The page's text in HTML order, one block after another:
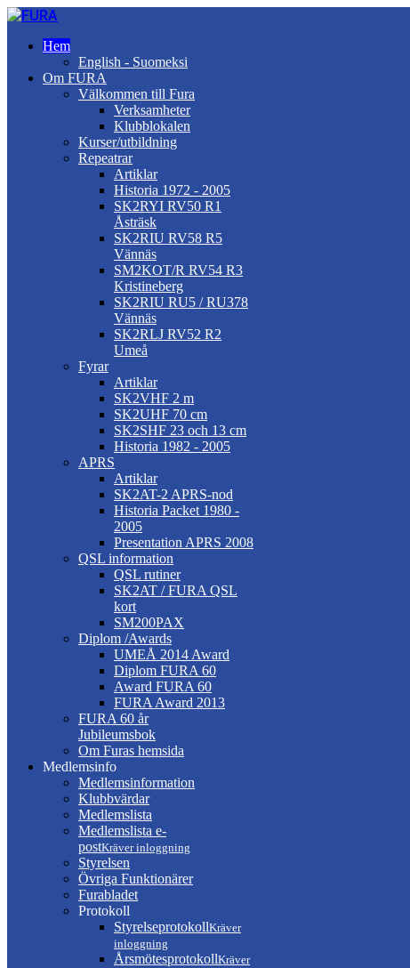
Hem
English - Suomeksi
Om FURA
Välkommen till Fura
Verksamheter
Klubblokalen
Kurser/utbildning
Repeatrar
Artiklar
Historia 1972 - 2005
SK2RYI RV50 R1
Åsträsk
SK2RIU RV58 R5
Vännäs
SM2KOT/R RV54 R3
Kristineberg
SK2RIU RU5 / RU378
Vännäs
SK2RLJ RV52 R2
Umeå
Fyrar
Artiklar
SK2VHF 2 m
SK2UHF 70 cm
SK2SHF 23 och 13 cm
Historia 1982 - 2005
APRS
Artiklar
SK2AT-2 APRS-nod
Historia Packet 1980 -
2005
Presentation APRS 2008
QSL information
QSL rutiner
SK2AT / FURA QSL
kort
SM200PAX
Diplom /Awards
UMEÅ 2014 Award
Diplom FURA 60
Award FURA 60
FURA Award 2013
FURA 60 år
Jubileumsbok
Om Furas hemsida
Medlemsinfo
Medlemsinformation
Klubbvärdar
Medlemslista
Medlemslista e-
postKräver inloggning
Styrelsen
Övriga Funktionärer
Furabladet
Protokoll
StyrelseprotokollKräver
inloggning
ÅrsmötesprotokollKräver